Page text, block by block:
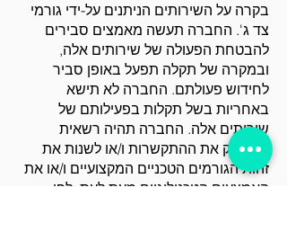
בקרה על השירותים הניתנים על-ידי גורמי
צד ג'. החברה תעשה מאמצים סבירים
להבטחת הפעולה של שירותים אלה,
ובמקרה של תקלה תפעל באופן סביר
לחידוש פעולתם. החברה לא תישא
באחריות בשל תקלות בפעילותם של
שירותים אלה. החברה תהיה רשאית
להפסיק את ההתקשרות ו/או לשנות את
זהות הגורמים הטכניים המקצועיים ו/או את
האמצעים הטכנולוגיים מעת לעת, לפי